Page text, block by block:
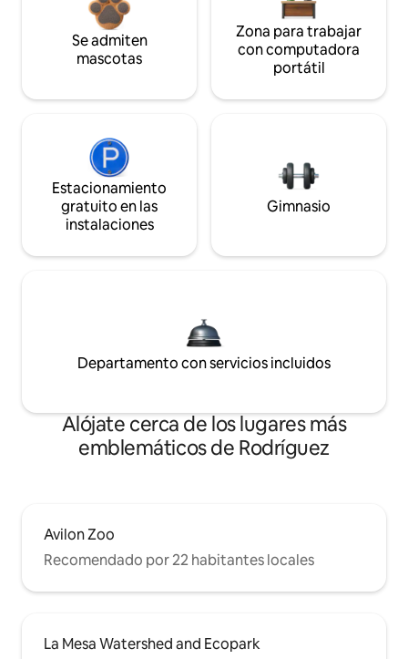
Se admiten
mascotas
Zona para trabajar
con computadora
portátil
Estacionamiento
gratuito en las
instalaciones
Gimnasio
Departamento con servicios incluidos
Alójate cerca de los lugares más
emblemáticos de Rodríguez
Avilon Zoo
Recomendado por 22 habitantes locales
La Mesa Watershed and Ecopark